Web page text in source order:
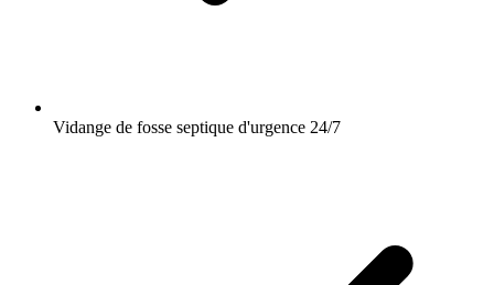
Vidange de fosse septique d'urgence 24/7